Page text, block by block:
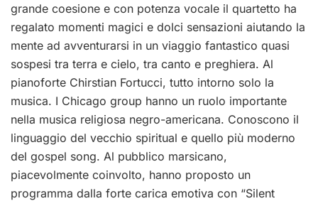
grande coesione e con potenza vocale il quartetto ha
regalato momenti magici e dolci sensazioni aiutando la
mente ad avventurarsi in un viaggio fantastico quasi
sospesi tra terra e cielo, tra canto e preghiera. Al
pianoforte Chirstian Fortucci, tutto intorno solo la
musica. I Chicago group hanno un ruolo importante
nella musica religiosa negro-americana. Conoscono il
linguaggio del vecchio spiritual e quello più moderno
del gospel song. Al pubblico marsicano,
piacevolmente coinvolto, hanno proposto un
programma dalla forte carica emotiva con “Silent